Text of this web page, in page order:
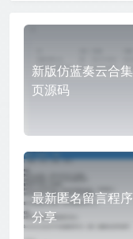
新版仿蓝奏云合
页源码
最新匿名留言程
分享